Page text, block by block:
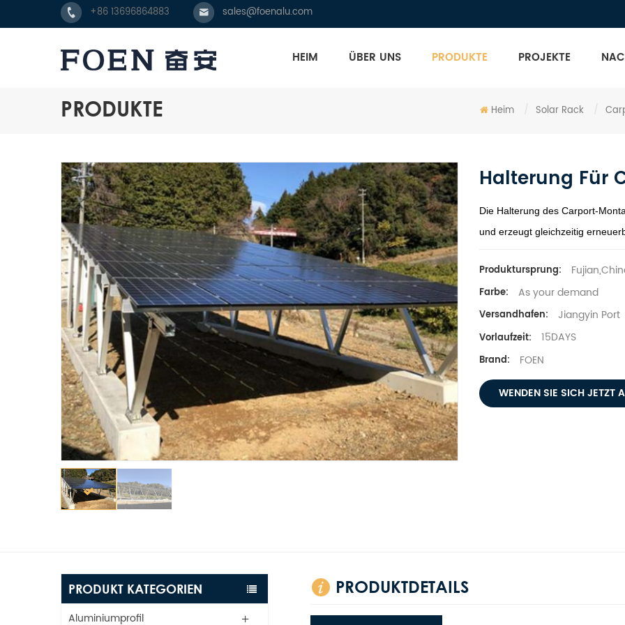
+86 13696864883 sales@foenalu.com
HEIM ÜBER UNS PRODUKTE PROJEKTE
PRODUKTE Heim / Solar Rack /
Halterung Für
Die Halterung des Carport-
und erzeugt gleichzeitig
Produktursprung:
Farbe: As your demand
Versandhafen: Jiangyin Port
Vorlaufzeit: 15DAYS
Brand: FOEN
WENDEN SIE SICH JETZT
PRODUKT KATEGORIEN
Aluminiumprofil
PRODUKTDETAILS